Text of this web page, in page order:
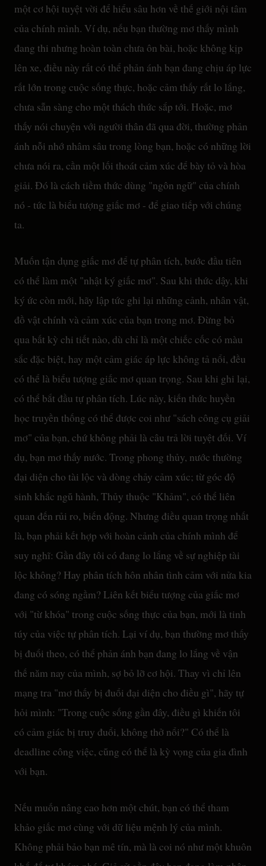
một cơ hội tuyệt vời để hiểu sâu hơn về thế giới nội tâm
của chính mình. Ví dụ, nếu bạn thường mơ thấy mình
đang thi nhưng hoàn toàn chưa ôn bài, hoặc không kịp
lên xe, điều này rất có thể phản ánh bạn đang chịu áp lực
rất lớn trong cuộc sống thực, hoặc cảm thấy rất lo lắng,
chưa sẵn sàng cho một thách thức sắp tới. Hoặc, mơ
thấy nói chuyện với người thân đã qua đời, thường phản
ánh nỗi nhớ nhâm sâu trong lòng bạn, hoặc có những lời
chưa nói ra, cần một lối thoát cảm xúc để bày tỏ và hòa
giải. Đó là cách tiềm thức dùng "ngôn ngữ" của chính
nó - tức là biểu tượng giấc mơ - để giao tiếp với chúng
ta.
Muốn tận dụng giấc mơ để tự phân tích, bước đầu tiên
có thể làm một "nhật ký giấc mơ". Sau khi thức dậy, khi
ký ức còn mới, hãy lập tức ghi lại những cảnh, nhân vật,
đồ vật chính và cảm xúc của bạn trong mơ. Đừng bỏ
qua bất kỳ chi tiết nào, dù chỉ là một chiếc cốc có màu
sắc đặc biệt, hay một cảm giác áp lực không tả nổi, đều
có thể là biểu tượng giấc mơ quan trọng. Sau khi ghi lại,
có thể bắt đầu tự phân tích. Lúc này, kiến thức huyền
học truyền thống có thể được coi như "sách công cụ giải
mơ" của bạn, chứ không phải là câu trả lời tuyệt đối. Ví
dụ, bạn mơ thấy nước. Trong phong thủy, nước thường
đại diện cho tài lộc và dòng chảy cảm xúc; từ góc độ
sinh khắc ngũ hành, Thủy thuộc "Khảm", có thể liên
quan đến rủi ro, biến động. Nhưng điều quan trọng nhất
là, bạn phải kết hợp với hoàn cảnh của chính mình để
suy nghĩ: Gần đây tôi có đang lo lắng về sự nghiệp tài
lộc không? Hay phân tích hôn nhân tình cảm với nửa kia
đang có sóng ngầm? Liên kết biểu tượng của giấc mơ
với "từ khóa" trong cuộc sống thực của bạn, mới là tinh
túy của việc tự phân tích. Lại ví dụ, bạn thường mơ thấy
bị đuổi theo, có thể phản ánh bạn đang lo lắng về vận
thế năm nay của mình, sợ bỏ lỡ cơ hội. Thay vì chỉ lên
mạng tra "mơ thấy bị đuổi đại diện cho điều gì", hãy tự
hỏi mình: "Trong cuộc sống gần đây, điều gì khiến tôi
có cảm giác bị truy đuổi, không thở nổi?" Có thể là
deadline công việc, cũng có thể là kỳ vọng của gia đình
với bạn.
Nếu muốn nâng cao hơn một chút, bạn có thể tham
khảo giấc mơ cùng với dữ liệu mệnh lý của mình.
Không phải bảo bạn mê tín, mà là coi nó như một khuôn